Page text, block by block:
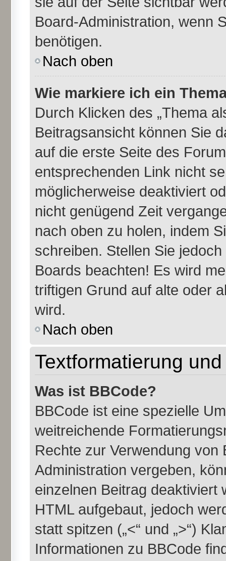
Board-Administration, wenn
benötigen.
Nach oben
Wie markiere ich ein
Durch Klicken des „Thema
Beitragsansicht können Sie
auf die erste Seite des
entsprechenden Link nicht
möglicherweise deaktiviert
nicht genügend Zeit
nach oben zu holen, indem
schreiben. Stellen Sie
Boards beachten! Es wird
triftigen Grund auf alte oder
wird.
Nach oben
Textformatierung
Was ist BBCode?
BBCode ist eine spezielle
weitreichende
Rechte zur Verwendung
Administration vergeben,
einzelnen Beitrag deaktiviert
HTML aufgebaut, jedoch
statt spitzen („<“ und „>“)
Informationen zu BBCode